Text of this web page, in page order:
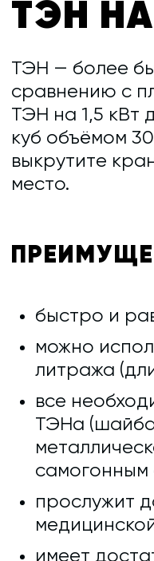
ТЭН НА
ТЭН — более
сравнению с
ТЭН на 1,5 кВт
куб объёмом
выкрутите
место.
быстро и
можно
литража
все
ТЭНа
прослужит
имеет